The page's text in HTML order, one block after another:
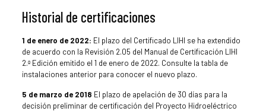
Historial de certificaciones
1 de enero de 2022: El plazo del Certificado LIHI se ha extendido
de acuerdo con la Revisión 2.05 del Manual de Certificación LIHI
2.ª Edición emitido el 1 de enero de 2022. Consulte la tabla de
instalaciones anterior para conocer el nuevo plazo.
5 de marzo de 2018 El plazo de apelación de 30 días para la
decisión preliminar de certificación del Proyecto Hidroeléctrico